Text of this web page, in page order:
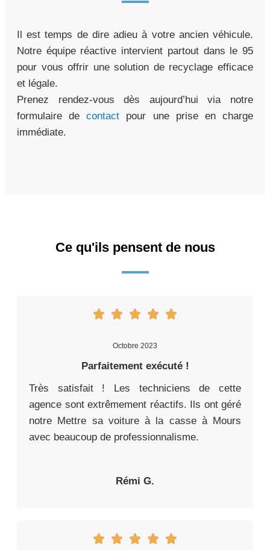
Il est temps de dire adieu à votre ancien véhicule.
Notre équipe réactive intervient partout dans le 95
pour vous offrir une solution de recyclage efficace
et légale.
Prenez rendez-vous dès aujourd’hui via notre
formulaire decontact pour une prise en charge
immédiate.
Ce qu'ils pensent de nous
Octobre 2023
Parfaitement exécuté !
Très satisfait ! Les techniciens de cette
agence sont extrêmement réactifs. Ils ont géré
notre Mettre sa voiture à la casse à Mours
avec beaucoup de professionnalisme.
Rémi G.